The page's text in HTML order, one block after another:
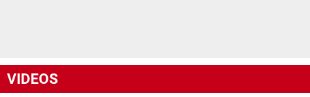
VIDEOS